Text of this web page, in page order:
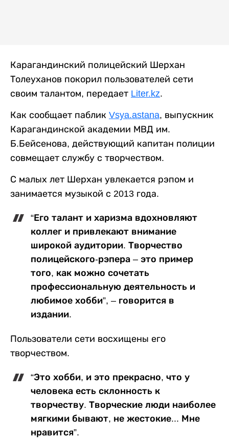
Карагандинский полицейский Шерхан
Толеуханов покорил пользователей сети
своим талантом, передает Liter.kz.
Как сообщает паблик Vsya.astana, выпускник
Карагандинской академии МВД им.
Б.Бейсенова, действующий капитан полиции
совмещает службу с творчеством.
С малых лет Шерхан увлекается рэпом и
занимается музыкой с 2013 года.
“Его талант и харизма вдохновляют
коллег и привлекают внимание
широкой аудитории. Творчество
полицейского-рэпера – это пример
того, как можно сочетать
профессиональную деятельность и
любимое хобби”, – говорится в
издании.
Пользователи сети восхищены его
творчеством.
“Это хобби, и это прекрасно, что у
человека есть склонность к
творчеству. Творческие люди наиболее
мягкими бывают, не жестокие... Мне
нравится”.